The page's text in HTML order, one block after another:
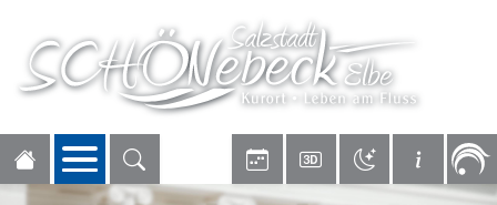
Navigation öffnen